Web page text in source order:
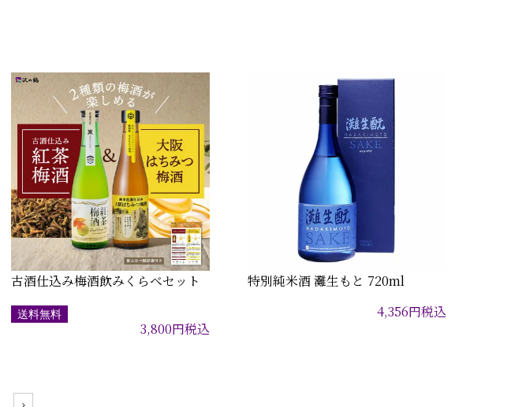
古酒仕込み梅酒飲みくらべセット
送料無料
3,800円税込
特別純米酒 灘生もと 720ml
4,356円税込